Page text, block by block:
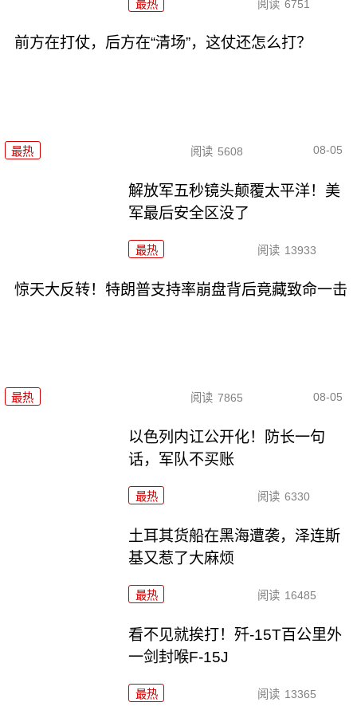
最热 阅读 6751
前方在打仗，后方在“清场”，这仗还怎么打？
最热 阅读 5608 08-05
解放军五秒镜头颠覆太平洋！美
军最后安全区没了
最热 阅读 13933
惊天大反转！特朗普支持率崩盘背后竟藏致命一击
最热 阅读 7865 08-05
以色列内讧公开化！防长一句
话，军队不买账
最热 阅读 6330
土耳其货船在黑海遭袭，泽连斯
基又惹了大麻烦
最热 阅读 16485
看不见就挨打！歼-15T百公里外
一剑封喉F-15J
最热 阅读 13365